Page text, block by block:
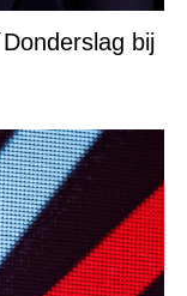
bij